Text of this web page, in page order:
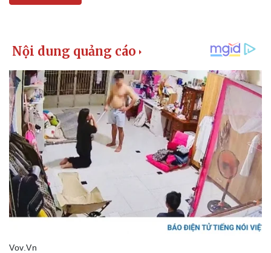
Kinh tế
Bất động sản
Khởi nghiệp
Thị trường
Giá vàng
Tiêu dùng
Chứng khoán
Giá cà phê